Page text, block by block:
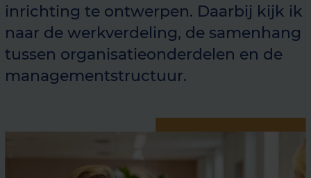
inrichting te ontwerpen. Daarbij kijk ik
naar de werkverdeling, de samenhang
tussen organisatieonderdelen en de
managementstructuur.